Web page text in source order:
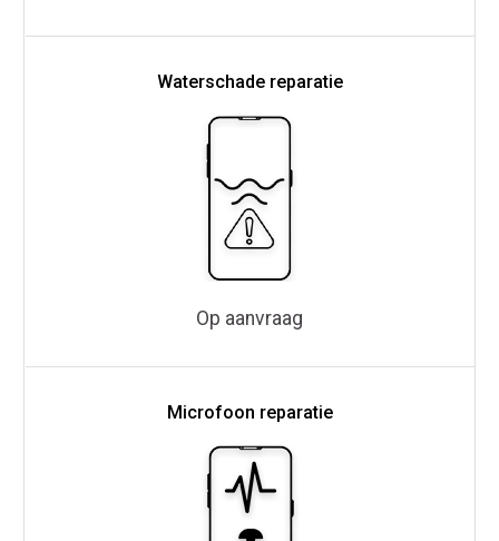
Waterschade reparatie
Op aanvraag
Microfoon reparatie